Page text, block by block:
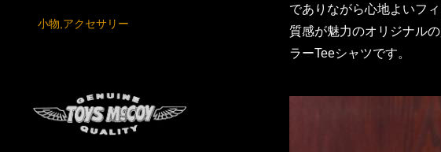
でありながら心地よいフ
質感が魅力のオリジナル
ラーTeeシャツです。
小物,アクセサリー